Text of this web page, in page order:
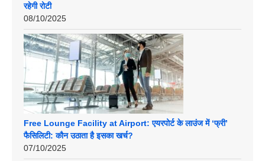
रहेगी रोटी
08/10/2025
Free Lounge Facility at Airport: एयरपोर्ट के लाउंज में ‘फ्री’
फैसिलिटी: कौन उठाता है इसका खर्च?
07/10/2025